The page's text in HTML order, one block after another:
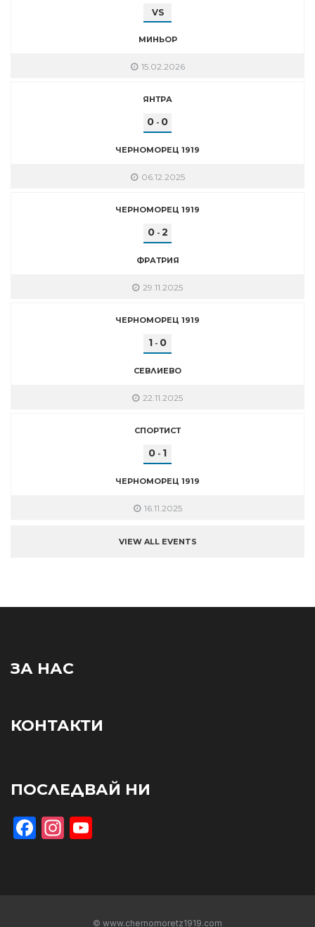
VS
МИНЬОР
15.02.2026
ЯНТРА
0 - 0
ЧЕРНОМОРЕЦ 1919
06.12.2025
ЧЕРНОМОРЕЦ 1919
0- 2
ФРАТРИЯ
29.11.2025
ЧЕРНОМОРЕЦ 1919
1 - 0
СЕВЛИЕВО
22.11.2025
СПОРТИСТ
0 - 1
ЧЕРНОМОРЕЦ 1919
16.11.2025
VIEW ALL EVENTS
ЗА НАС
КОНТАКТИ
ПОСЛЕДВАЙ НИ
Facebook
Instagram
© www.chernomoretz1919.com